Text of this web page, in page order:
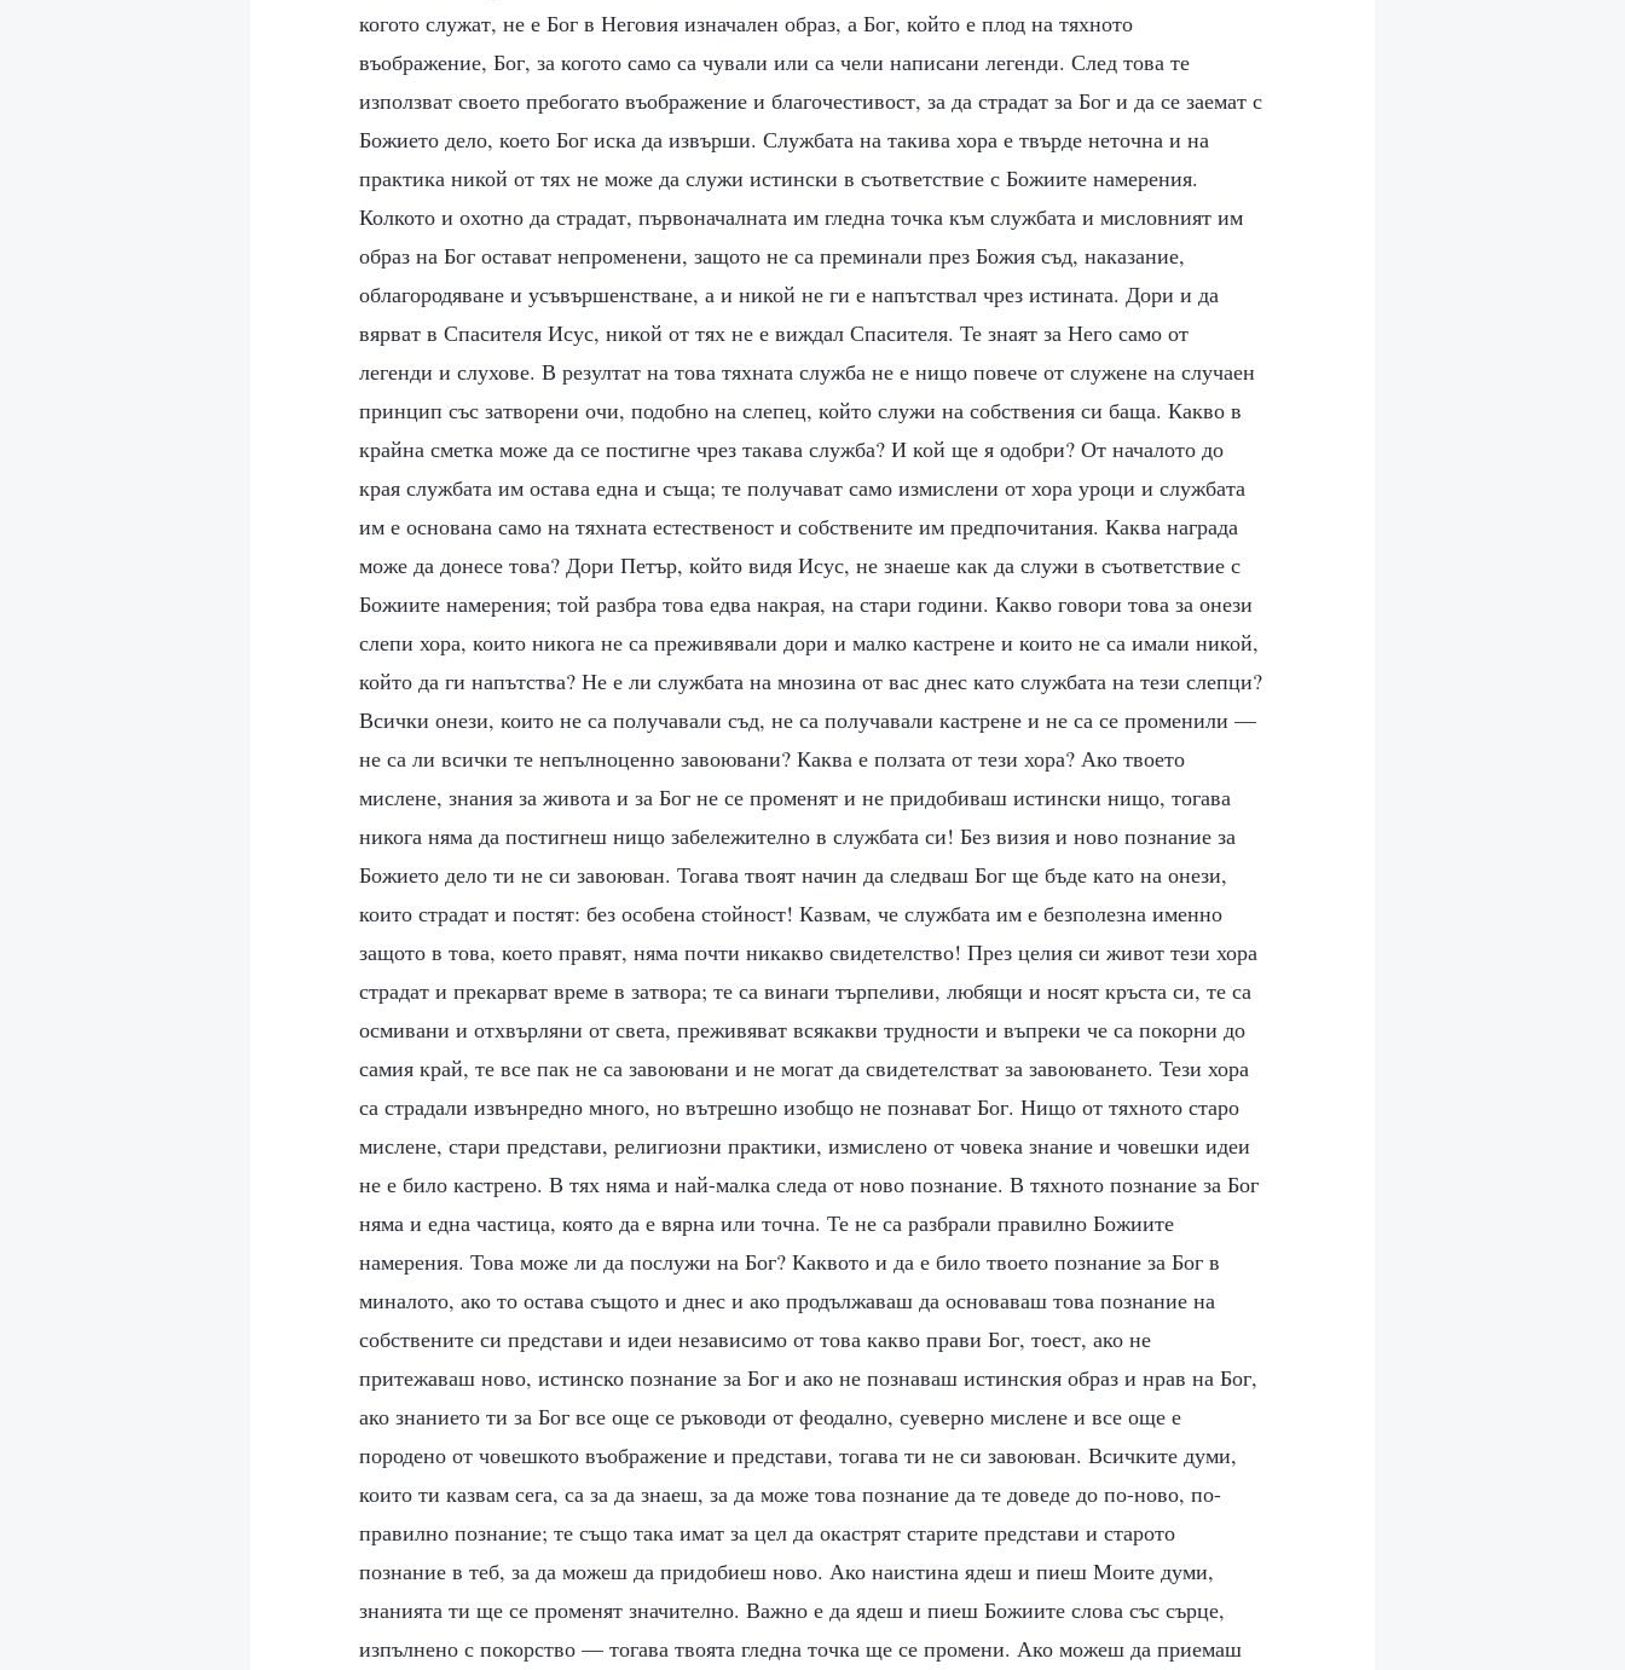
когото служат, не е Бог в Неговия изначален образ, а Бог, който е плод на тяхното
въображение, Бог, за когото само са чували или са чели написани легенди. След това те
използват своето пребогато въображение и благочестивост, за да страдат за Бог и да се заемат с
Божието дело, което Бог иска да извърши. Службата на такива хора е твърде неточна и на
практика никой от тях не може да служи истински в съответствие с Божиите намерения.
Колкото и охотно да страдат, първоначалната им гледна точка към службата и мисловният им
образ на Бог остават непроменени, защото не са преминали през Божия съд, наказание,
облагородяване и усъвършенстване, а и никой не ги е напътствал чрез истината. Дори и да
вярват в Спасителя Исус, никой от тях не е виждал Спасителя. Те знаят за Него само от
легенди и слухове. В резултат на това тяхната служба не е нищо повече от служене на случаен
принцип със затворени очи, подобно на слепец, който служи на собствения си баща. Какво в
крайна сметка може да се постигне чрез такава служба? И кой ще я одобри? От началото до
края службата им остава една и съща; те получават само измислени от хора уроци и службата
им е основана само на тяхната естественост и собствените им предпочитания. Каква награда
може да донесе това? Дори Петър, който видя Исус, не знаеше как да служи в съответствие с
Божиите намерения; той разбра това едва накрая, на стари години. Какво говори това за онези
слепи хора, които никога не са преживявали дори и малко кастрене и които не са имали никой,
който да ги напътства? Не е ли службата на мнозина от вас днес като службата на тези слепци?
Всички онези, които не са получавали съд, не са получавали кастрене и не са се променили —
не са ли всички те непълноценно завоювани? Каква е ползата от тези хора? Ако твоето
мислене, знания за живота и за Бог не се променят и не придобиваш истински нищо, тогава
никога няма да постигнеш нищо забележително в службата си! Без визия и ново познание за
Божието дело ти не си завоюван. Тогава твоят начин да следваш Бог ще бъде като на онези,
които страдат и постят: без особена стойност! Казвам, че службата им е безполезна именно
защото в това, което правят, няма почти никакво свидетелство! През целия си живот тези хора
страдат и прекарват време в затвора; те са винаги търпеливи, любящи и носят кръста си, те са
осмивани и отхвърляни от света, преживяват всякакви трудности и въпреки че са покорни до
самия край, те все пак не са завоювани и не могат да свидетелстват за завоюването. Тези хора
са страдали извънредно много, но вътрешно изобщо не познават Бог. Нищо от тяхното старо
мислене, стари представи, религиозни практики, измислено от човека знание и човешки идеи
не е било кастрено. В тях няма и най-малка следа от ново познание. В тяхното познание за Бог
няма и една частица, която да е вярна или точна. Те не са разбрали правилно Божиите
намерения. Това може ли да послужи на Бог? Каквото и да е било твоето познание за Бог в
миналото, ако то остава същото и днес и ако продължаваш да основаваш това познание на
собствените си представи и идеи независимо от това какво прави Бог, тоест, ако не
притежаваш ново, истинско познание за Бог и ако не познаваш истинския образ и нрав на Бог,
ако знанието ти за Бог все още се ръководи от феодално, суеверно мислене и все още е
породено от човешкото въображение и представи, тогава ти не си завоюван. Всичките думи,
които ти казвам сега, са за да знаеш, за да може това познание да те доведе до по-ново, по-
правилно познание; те също така имат за цел да окастрят старите представи и старото
познание в теб, за да можеш да придобиеш ново. Ако наистина ядеш и пиеш Моите думи,
знанията ти ще се променят значително. Важно е да ядеш и пиеш Божиите слова със сърце,
изпълнено с покорство — тогава твоята гледна точка ще се промени. Ако можеш да приемаш